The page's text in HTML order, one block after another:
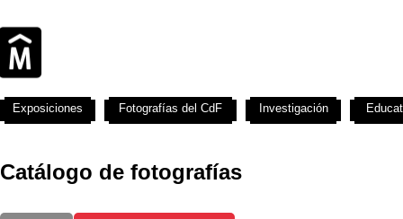
Catálogo de fotografías
Exposiciones Fotografías del CdF Investigación